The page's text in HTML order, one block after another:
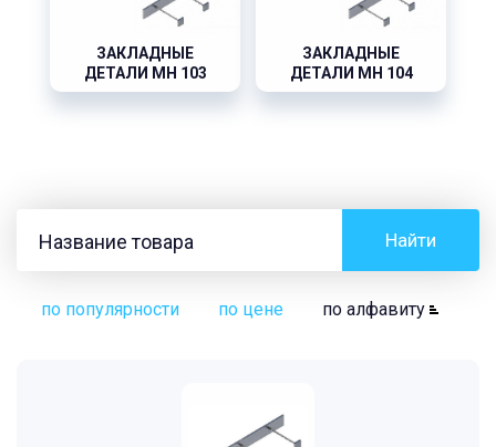
ЗАКЛАДНЫЕ
ДЕТАЛИ МН 103
ЗАКЛАДНЫЕ
ДЕТАЛИ МН 104
Найти
по популярности по цене по алфавиту